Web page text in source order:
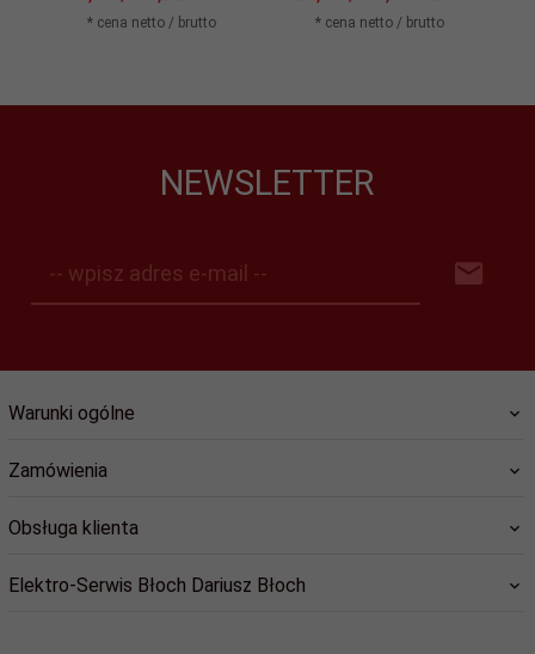
* cena netto / brutto * cena netto / brutto
NEWSLETTER
-- wpisz adres e-mail --
Warunki ogólne
Zamówienia
Obsługa klienta
Elektro-Serwis Błoch Dariusz Błoch